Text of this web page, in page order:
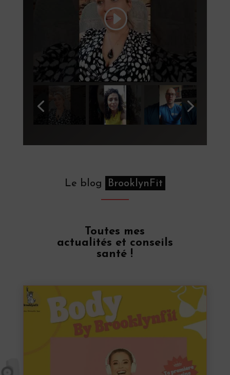
Le blog BrooklynFit
Toutes mes
actualités et conseils
santé !